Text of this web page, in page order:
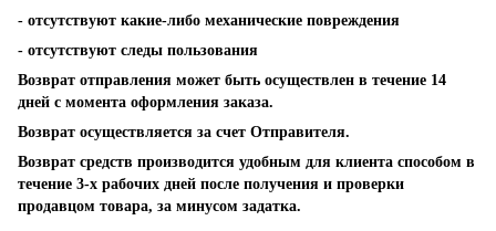
- отсутствуют какие-либо механические повреждения
- отсутствуют следы пользования
Возврат отправления может быть осуществлен в течение 14
дней с момента оформления заказа.
Возврат осуществляется за счет Отправителя.
Возврат средств производится удобным для клиента способом в
течение 3-х рабочих дней после получения и проверки
продавцом товара, за минусом задатка.